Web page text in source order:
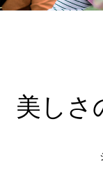
美しさ